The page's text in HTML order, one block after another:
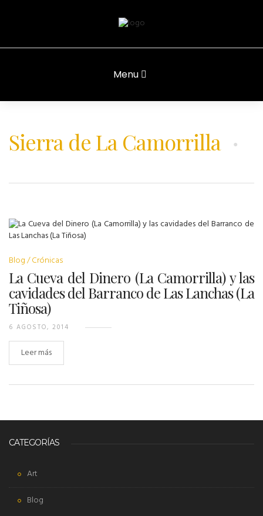
Menu
Sierra de La Camorrilla
Blog Crónicas
La Cueva del Dinero (La Camorrilla) y las
cavidades del Barranco de Las Lanchas (La
Tiñosa)
6 AGOSTO, 2014
Leer más
CATEGORÍAS
Art
Blog